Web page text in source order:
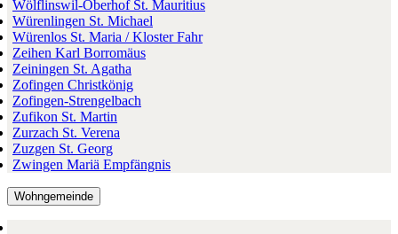
Wölflinswil-Oberhof St. Mauritius
Würenlingen St. Michael
Würenlos St. Maria / Kloster Fahr
Zeihen Karl Borromäus
Zeiningen St. Agatha
Zofingen Christkönig
Zofingen-Strengelbach
Zufikon St. Martin
Zurzach St. Verena
Zuzgen St. Georg
Zwingen Mariä Empfängnis
Wohngemeinde